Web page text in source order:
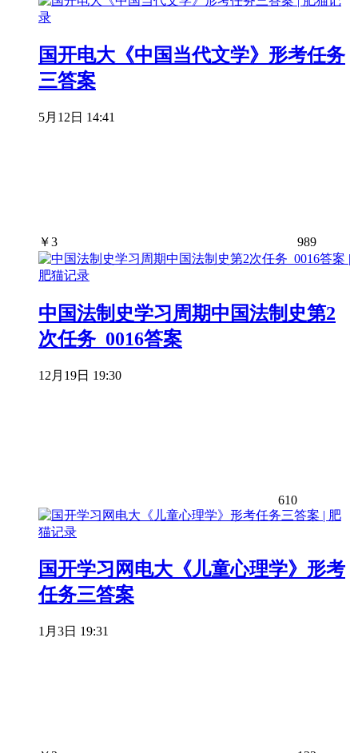
国开电大《中国当代文学》形考任务
三答案
5月12日 14:41
￥3 989
中国法制史学习周期中国法制史第2
次任务_0016答案
12月19日 19:30
610
国开学习网电大《儿童心理学》形考
任务三答案
1月3日 19:31